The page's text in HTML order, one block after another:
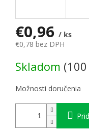
€0,96 / ks
€0,78 bez DPH
Skladom
Možnosti doručenia